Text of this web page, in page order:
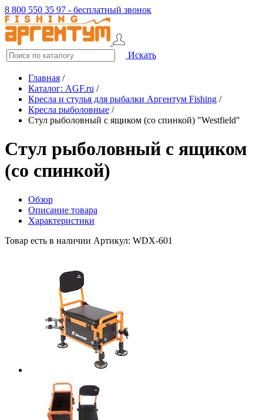
8 800 550 35 97 - бесплатный звонок
Искать
Главная /
Каталог: AGF.ru /
Кресла и стулья для рыбалки Аргентум Fishing /
Кресла рыболовные /
Стул рыболовный с ящиком (со спинкой) "Westfield"
Стул рыболовный с ящиком
(со спинкой)
Обзор
Описание товара
Характеристики
Товар есть в наличии Артикул: WDX-601